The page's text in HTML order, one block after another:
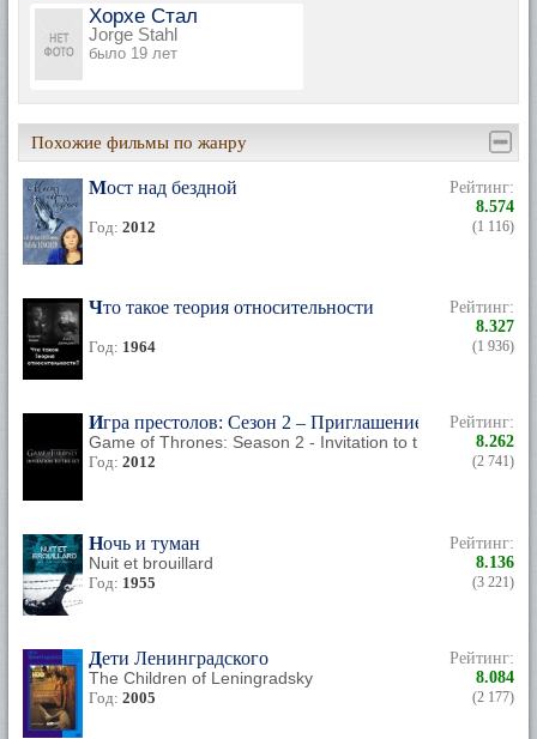
Хорхе Стал
Jorge Stahl
было 19 лет
Похожие фильмы по жанру
Мост над бездной
Год: 2012
Рейтинг:
8.574
(1 116)
Что такое теория относительности
Год: 1964
Рейтинг:
8.327
(1 936)
Игра престолов: Сезон 2 – Приглашение на
Game of Thrones: Season 2 - Invitation to the Set
Год: 2012
Рейтинг:
8.262
(2 741)
Ночь и туман
Nuit et brouillard
Год: 1955
Рейтинг:
8.136
(3 221)
Дети Ленинградского
The Children of Leningradsky
Год: 2005
Рейтинг:
8.084
(2 177)